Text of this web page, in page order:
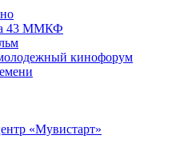
43 ММКФ
кинофорум
«Мувистарт»